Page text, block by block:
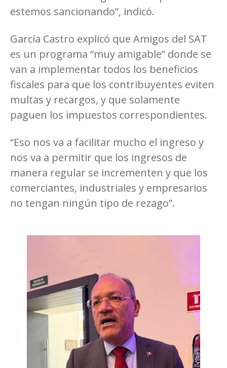
estemos sancionando”, indicó.
García Castro explicó que Amigos del SAT
es un programa “muy amigable” donde se
van a implementar todos los beneficios
fiscales para que los contribuyentes eviten
multas y recargos, y que solamente
paguen los impuestos correspondientes.
“Eso nos va a facilitar mucho el ingreso y
nos va a permitir que los ingresos de
manera regular se incrementen y que los
comerciantes, industriales y empresarios
no tengan ningún tipo de rezago”.